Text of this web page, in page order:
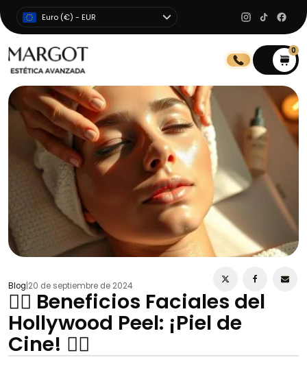
Euro (€) - EUR
0
Blog 20 de septiembre de 2024
💆‍♀️ Beneficios Faciales del
Hollywood Peel: ¡Piel de
Cine! 💆‍♀️